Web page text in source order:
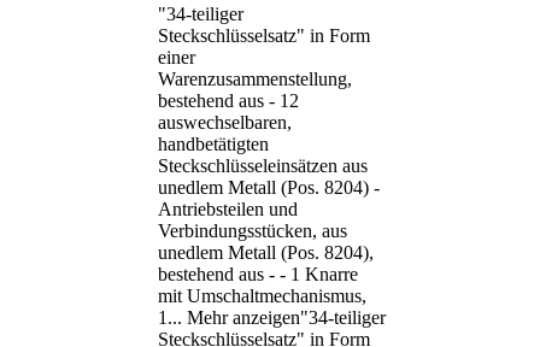
"34-teiliger
Steckschlüsselsatz" in Form
einer
Warenzusammenstellung,
bestehend aus - 12
auswechselbaren,
handbetätigten
Steckschlüsseleinsätzen aus
unedlem Metall (Pos. 8204) -
Antriebsteilen und
Verbindungsstücken, aus
unedlem Metall (Pos. 8204),
bestehend aus - - 1 Knarre
mit Umschaltmechanismus,
1 ... Mehr anzeigen"34-teiliger
Steckschlüsselsatz" in Form